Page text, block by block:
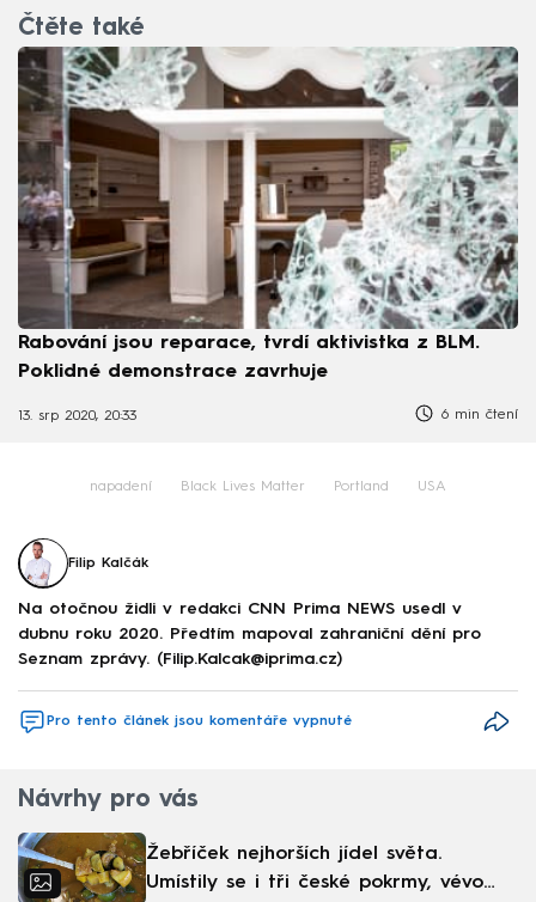
Čtěte také
Rabování jsou reparace, tvrdí aktivistka z BLM.
Poklidné demonstrace zavrhuje
13. srp 2020, 20:33 6 min čtení
napadení Black Lives Matter Portland USA
Filip Kalčák
Na otočnou židli v redakci CNN Prima NEWS usedl v
dubnu roku 2020. Předtím mapoval zahraniční dění pro
Seznam zprávy. (Filip.Kalcak@iprima.cz)
Pro tento článek jsou komentáře vypnuté
Návrhy pro vás
Žebříček nejhorších jídel světa.
Umístily se i tři české pokrmy, vévodí